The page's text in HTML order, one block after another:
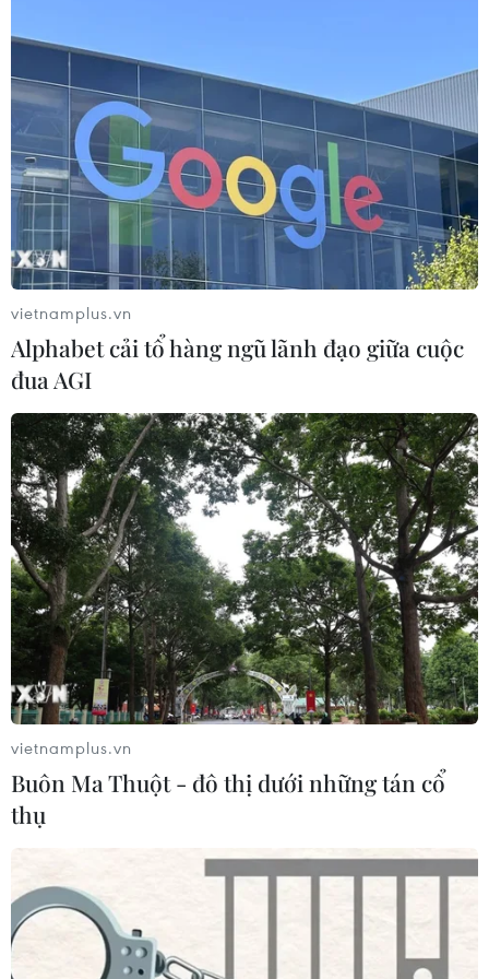
HLV Kim Sang-sik nói thẳng về Đình
Bắc sau khi tuyển Việt Nam bị
Singapore cầm hòa
31/07/2026 23:43
Xem thêm
CƠ QUAN CHỦ QUẢN: THÔNG TẤN XÃ VIỆT NAM
Tổng Biên tập: TRẦN TIẾN DUẨN
Phó Tổng Biên tập: NGUYỄN THỊ TÁM, KHÚC THANH
THỦY
Sở hữu trí tuệ
Quy định sử dụng
RSS
Hỗ trợ
Ngôn ngữ
TTXVN
Dịch vụ tin
Quảng cáo
Liên hệ
Giấy phép số: 1374/GP-BTTTT do Bộ Thông tin và Truyền thông
cấp ngày 11/9/2008.
Quảng cáo: Phó TBT Nguyễn Thị Tám: 093.5958688, Email:
tamvna@gmail.com
Điện thoại: (024) 39411349 - (024) 39411348, Fax: (024)
vietnamplus.vn
Alphabet cải tổ hàng ngũ lãnh đạo giữa cuộc
đua AGI
vietnamplus.vn
Buôn Ma Thuột - đô thị dưới những tán cổ
thụ